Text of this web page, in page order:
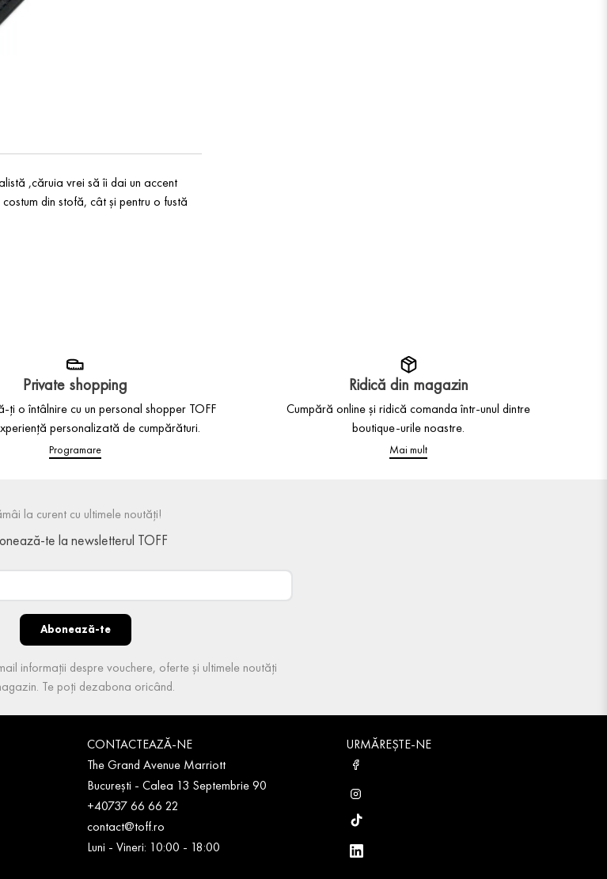
,căruia vrei să îi dai un accent
din stofă, cât și pentru o fustă
Private shopping
ți o întâlnire cu un personal shopper TOFF
personalizată de cumpărături.
Programare
Ridică din magazin
Cumpără online și ridică comanda într-unul dintre
boutique-urile noastre.
Mai mult
la curent cu ultimele noutăți!
te la newsletterul TOFF
Abonează-te
informații despre vouchere, oferte și ultimele noutăți
Te poți dezabona oricând.
CONTACTEAZĂ-NE
The Grand Avenue Marriott
București - Calea 13 Septembrie 90
+40737 66 66 22
contact@toff.ro
Luni - Vineri: 10:00 - 18:00
URMĂREȘTE-NE